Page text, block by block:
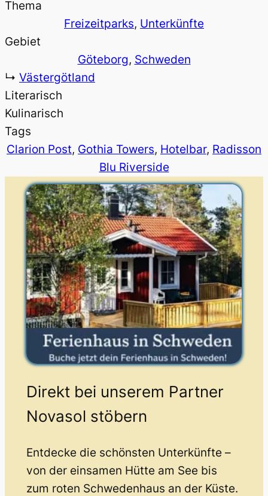
Thema
Freizeitparks, Unterkünfte
Gebiet
Göteborg, Schweden
↳ Västergötland
Literarisch
Kulinarisch
Tags
Clarion Post, Gothia Towers, Hotelbar, Radisson
Blu Riverside
Direkt bei unserem Partner
Novasol stöbern
Entdecke die schönsten Unterkünfte –
von der einsamen Hütte am See bis
zum roten Schwedenhaus an der Küste.